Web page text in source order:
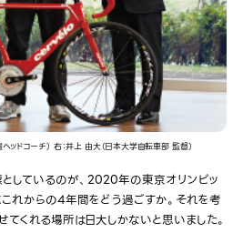
ドコーチ） 右：井上 由大（日本大学自転車部 監督）
しているのが、2020年の東京オリンピッ
れからの4年間をどう過ごすか。それを考
くれる場所は日大しかないと思いました。